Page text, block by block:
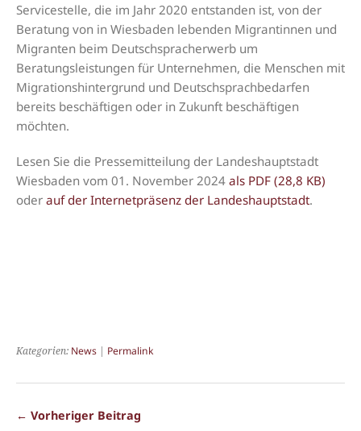
Servicestelle, die im Jahr 2020 entstanden ist, von der
Beratung von in Wiesbaden lebenden Migrantinnen und
Migranten beim Deutschspracherwerb um
Beratungsleistungen für Unternehmen, die Menschen mit
Migrationshintergrund und Deutschsprachbedarfen
bereits beschäftigen oder in Zukunft beschäftigen
möchten.
Lesen Sie die Pressemitteilung der Landeshauptstadt
Wiesbaden vom 01. November 2024 als PDF (28,8 KB)
oder auf der Internetpräsenz der Landeshauptstadt.
Kategorien: News | Permalink
← Vorheriger Beitrag